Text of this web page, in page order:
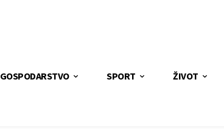
GOSPODARSTVO SPORT ŽIVOT